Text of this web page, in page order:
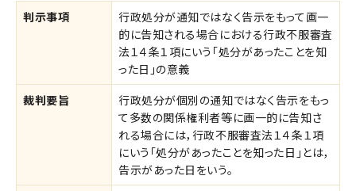
判示事項
行政処分が通知ではなく告示をもって画一
的に告知される場合における行政不服審査
法１４条１項にいう「処分があったことを知
った日」の意義
裁判要旨
行政処分が個別の通知ではなく告示をもっ
て多数の関係権利者等に画一的に告知さ
れる場合には，行政不服審査法１４条１項
にいう「処分があったことを知った日」とは，
告示があった日をいう。